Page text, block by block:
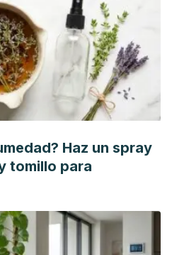
Haz un spray
tomillo para